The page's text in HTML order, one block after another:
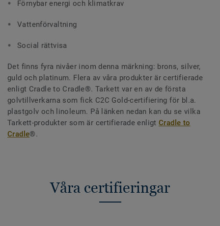
Förnybar energi och klimatkrav
Vattenförvaltning
Social rättvisa
Det finns fyra nivåer inom denna märkning: brons, silver,
guld och platinum. Flera av våra produkter är certifierade
enligt Cradle to Cradle®. Tarkett var en av de första
golvtillverkarna som fick C2C Gold-certifiering för bl.a.
plastgolv och linoleum. På länken nedan kan du se vilka
Tarkett-produkter som är certifierade enligtCradle to
Cradle®.
Våra certifieringar